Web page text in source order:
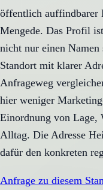
öffentlich auffindbarer
Mengede. Das Profil
nicht nur einen Namen
Standort mit klarer
Anfrageweg
hier weniger
Einordnung von Lage,
Alltag. Die Adresse
dafür den konkreten
Anfrage zu diesem